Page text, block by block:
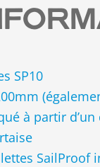
SP10
à partir d’un
SailProof